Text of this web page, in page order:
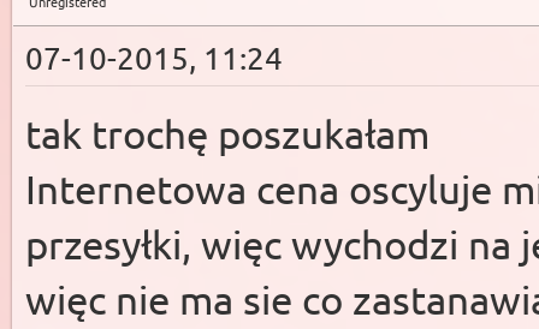
07-10-2015, 11:24
tak trochę poszukałam
Internetowa cena oscyluje
przesyłki, więc wychodzi na
więc nie ma sie co